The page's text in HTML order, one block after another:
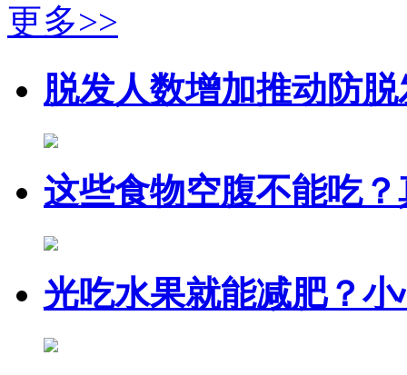
更多>>
脱发人数增加推动防
这些食物空腹不能吃
光吃水果就能减肥？